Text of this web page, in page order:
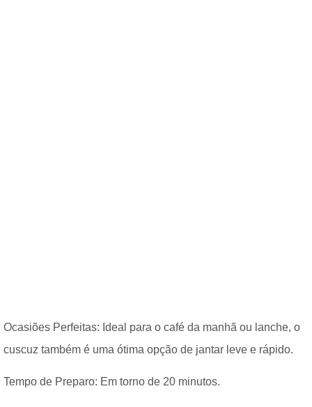
Ocasiões Perfeitas: Ideal para o café da manhã ou lanche, o
cuscuz também é uma ótima opção de jantar leve e rápido.
Tempo de Preparo: Em torno de 20 minutos.